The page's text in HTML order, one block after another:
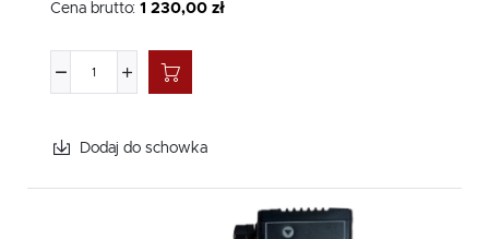
Cena brutto: 1 230,00 zł
Dodaj do schowka